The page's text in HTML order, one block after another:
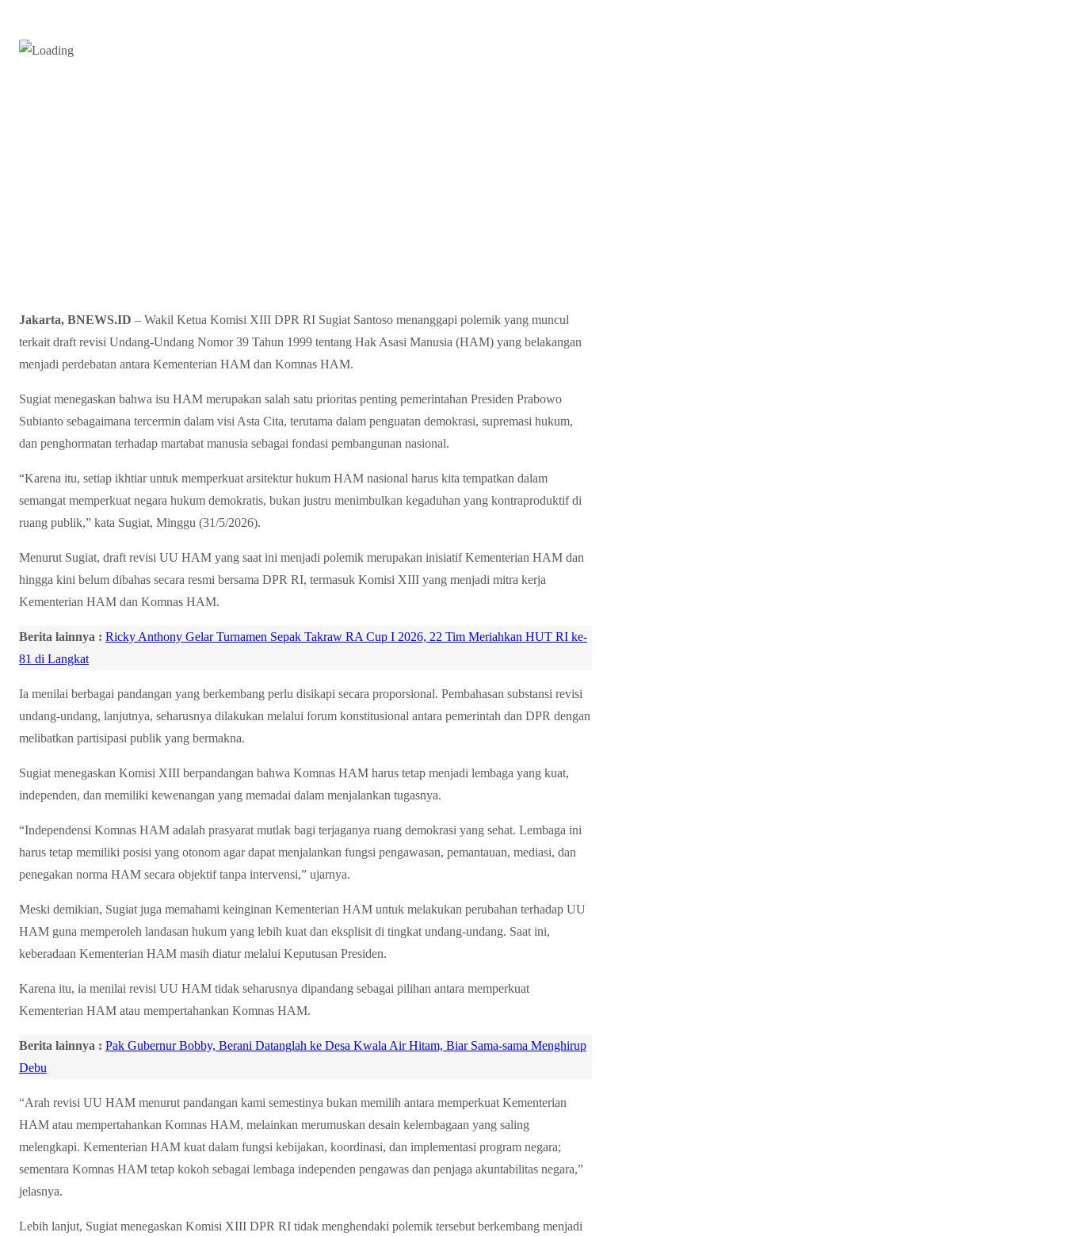
Jakarta, BNEWS.ID – Wakil Ketua Komisi XIII DPR RI Sugiat Santoso menanggapi polemik yang muncul
terkait draft revisi Undang-Undang Nomor 39 Tahun 1999 tentang Hak Asasi Manusia (HAM) yang belakangan
menjadi perdebatan antara Kementerian HAM dan Komnas HAM.
Sugiat menegaskan bahwa isu HAM merupakan salah satu prioritas penting pemerintahan Presiden Prabowo
Subianto sebagaimana tercermin dalam visi Asta Cita, terutama dalam penguatan demokrasi, supremasi hukum,
dan penghormatan terhadap martabat manusia sebagai fondasi pembangunan nasional.
“Karena itu, setiap ikhtiar untuk memperkuat arsitektur hukum HAM nasional harus kita tempatkan dalam
semangat memperkuat negara hukum demokratis, bukan justru menimbulkan kegaduhan yang kontraproduktif di
ruang publik,” kata Sugiat, Minggu (31/5/2026).
Menurut Sugiat, draft revisi UU HAM yang saat ini menjadi polemik merupakan inisiatif Kementerian HAM dan
hingga kini belum dibahas secara resmi bersama DPR RI, termasuk Komisi XIII yang menjadi mitra kerja
Kementerian HAM dan Komnas HAM.
Berita lainnya : Ricky Anthony Gelar Turnamen Sepak Takraw RA Cup I 2026, 22 Tim Meriahkan HUT RI ke-
81 di Langkat
Ia menilai berbagai pandangan yang berkembang perlu disikapi secara proporsional. Pembahasan substansi revisi
undang-undang, lanjutnya, seharusnya dilakukan melalui forum konstitusional antara pemerintah dan DPR dengan
melibatkan partisipasi publik yang bermakna.
Sugiat menegaskan Komisi XIII berpandangan bahwa Komnas HAM harus tetap menjadi lembaga yang kuat,
independen, dan memiliki kewenangan yang memadai dalam menjalankan tugasnya.
“Independensi Komnas HAM adalah prasyarat mutlak bagi terjaganya ruang demokrasi yang sehat. Lembaga ini
harus tetap memiliki posisi yang otonom agar dapat menjalankan fungsi pengawasan, pemantauan, mediasi, dan
penegakan norma HAM secara objektif tanpa intervensi,” ujarnya.
Meski demikian, Sugiat juga memahami keinginan Kementerian HAM untuk melakukan perubahan terhadap UU
HAM guna memperoleh landasan hukum yang lebih kuat dan eksplisit di tingkat undang-undang. Saat ini,
keberadaan Kementerian HAM masih diatur melalui Keputusan Presiden.
Karena itu, ia menilai revisi UU HAM tidak seharusnya dipandang sebagai pilihan antara memperkuat
Kementerian HAM atau mempertahankan Komnas HAM.
Berita lainnya : Pak Gubernur Bobby, Berani Datanglah ke Desa Kwala Air Hitam, Biar Sama-sama Menghirup
Debu
“Arah revisi UU HAM menurut pandangan kami semestinya bukan memilih antara memperkuat Kementerian
HAM atau mempertahankan Komnas HAM, melainkan merumuskan desain kelembagaan yang saling
melengkapi. Kementerian HAM kuat dalam fungsi kebijakan, koordinasi, dan implementasi program negara;
sementara Komnas HAM tetap kokoh sebagai lembaga independen pengawas dan penjaga akuntabilitas negara,”
jelasnya.
Lebih lanjut, Sugiat menegaskan Komisi XIII DPR RI tidak menghendaki polemik tersebut berkembang menjadi